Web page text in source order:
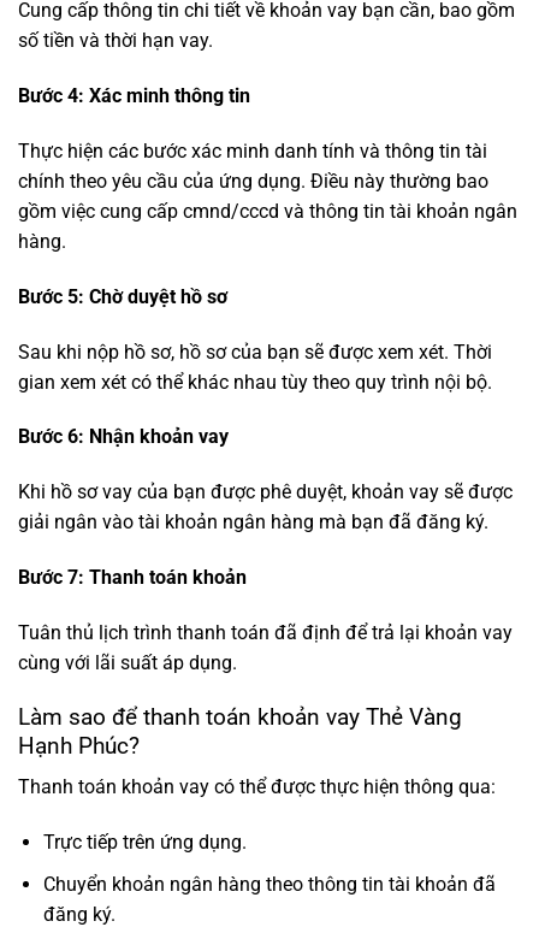
Cung cấp thông tin chi tiết về khoản vay bạn cần, bao gồm
số tiền và thời hạn vay.
Bước 4: Xác minh thông tin
Thực hiện các bước xác minh danh tính và thông tin tài
chính theo yêu cầu của ứng dụng. Điều này thường bao
gồm việc cung cấp cmnd/cccd và thông tin tài khoản ngân
hàng.
Bước 5: Chờ duyệt hồ sơ
Sau khi nộp hồ sơ, hồ sơ của bạn sẽ được xem xét. Thời
gian xem xét có thể khác nhau tùy theo quy trình nội bộ.
Bước 6: Nhận khoản vay
Khi hồ sơ vay của bạn được phê duyệt, khoản vay sẽ được
giải ngân vào tài khoản ngân hàng mà bạn đã đăng ký.
Bước 7: Thanh toán khoản
Tuân thủ lịch trình thanh toán đã định để trả lại khoản vay
cùng với lãi suất áp dụng.
Làm sao để thanh toán khoản vay Thẻ Vàng
Hạnh Phúc?
Thanh toán khoản vay có thể được thực hiện thông qua:
Trực tiếp trên ứng dụng.
Chuyển khoản ngân hàng theo thông tin tài khoản đã
đăng ký.